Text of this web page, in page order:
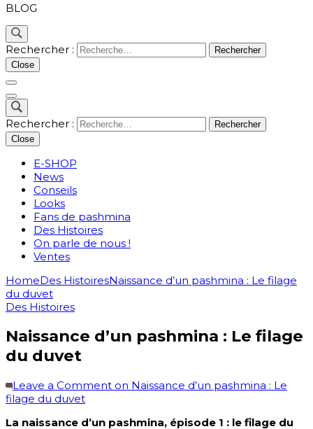
BLOG
Rechercher :
Close
Rechercher :
Close
E-SHOP
News
Conseils
Looks
Fans de pashmina
Des Histoires
On parle de nous !
Ventes
HomeDes HistoiresNaissance d’un pashmina : Le filage
du duvet
Des Histoires
Naissance d’un pashmina : Le filage
du duvet
Leave a Comment on Naissance d’un pashmina : Le
filage du duvet
La naissance d’un pashmina, épisode 1 : le filage du